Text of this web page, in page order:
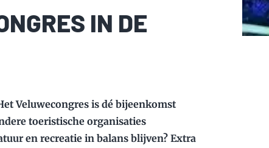
IN DE
Veluwecongres is dé bijeenkomst
toeristische organisaties
en recreatie in balans blijven? Extra